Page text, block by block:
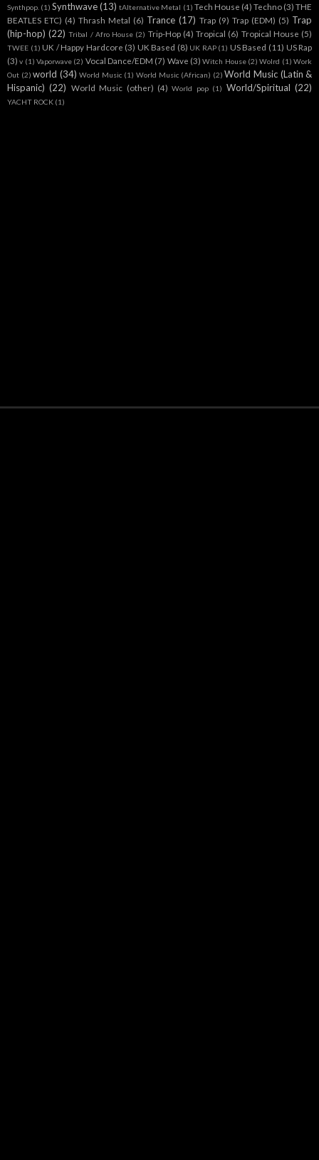
Synthpop. (1) Synthwave (13) tAlternative Metal (1) Tech House (4) Techno (3) THE
BEATLES ETC) (4) Thrash Metal (6) Trance (17) Trap (9) Trap (EDM) (5) Trap
(hip-hop) (22) Tribal / Afro House (2) Trip-Hop (4) Tropical (6) Tropical House (5)
TWEE (1) UK / Happy Hardcore (3) UK Based (8) UK RAP (1) US Based (11) US Rap
(3) v (1) Vaporwave (2) Vocal Dance/EDM (7) Wave (3) Witch House (2) Wolrd (1) Work
Out (2) world (34) World Music (1) World Music (African) (2) World Music (Latin &
Hispanic) (22) World Music (other) (4) World pop (1) World/Spiritual (22)
YACHT ROCK (1)